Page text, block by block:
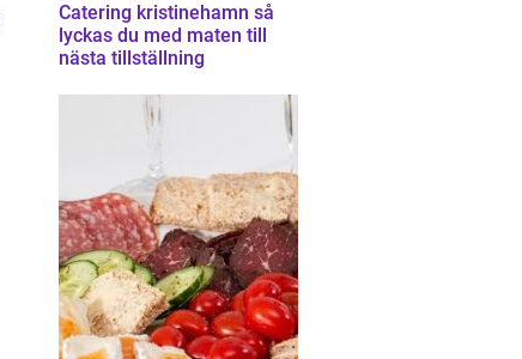
Catering kristinehamn så
lyckas du med maten till
nästa tillställning